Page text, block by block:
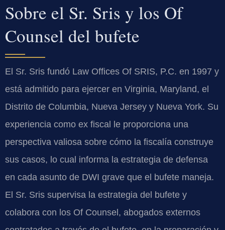
Sobre el Sr. Sris y los Of
Counsel del bufete
El Sr. Sris fundó Law Offices Of SRIS, P.C. en 1997 y
está admitido para ejercer en Virginia, Maryland, el
Distrito de Columbia, Nueva Jersey y Nueva York. Su
experiencia como ex fiscal le proporciona una
perspectiva valiosa sobre cómo la fiscalía construye
sus casos, lo cual informa la estrategia de defensa
en cada asunto de DWI grave que el bufete maneja.
El Sr. Sris supervisa la estrategia del bufete y
colabora con los Of Counsel, abogados externos